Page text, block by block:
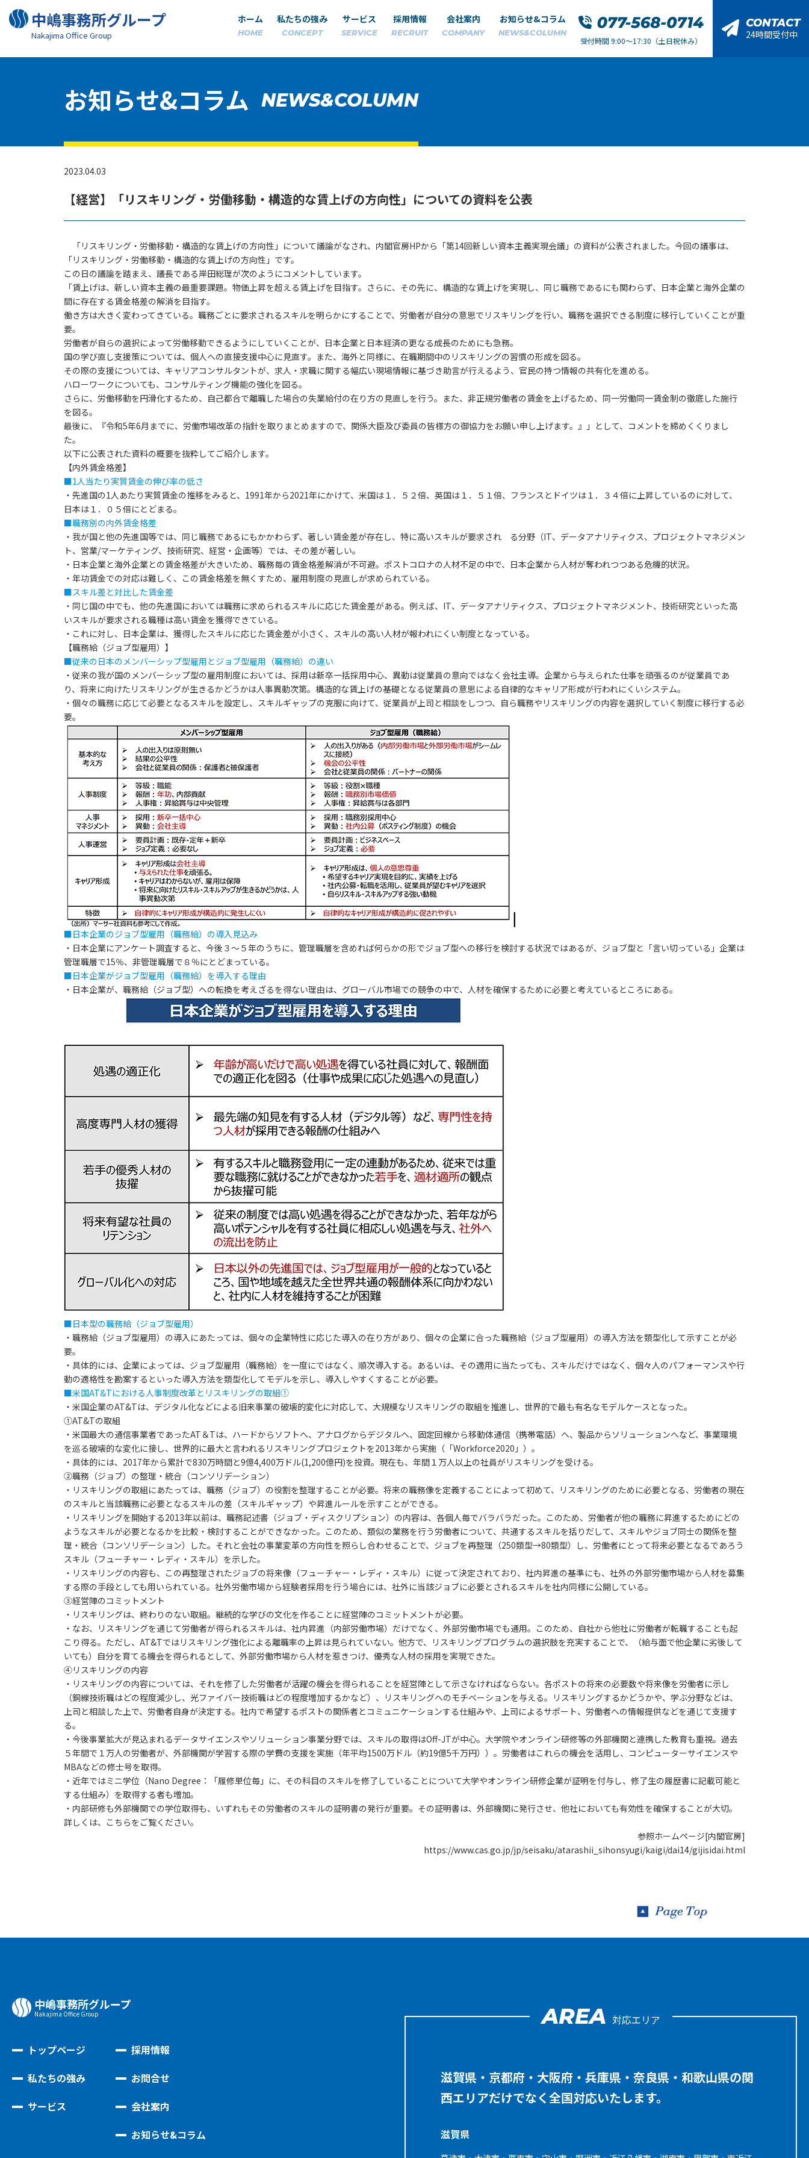
中嶋事務所グループ
Nakajima Oﬃce Group
ホーム
HOME
私たちの強み
CONCEPT
サービス
SERVICE
採用情報
RECRUIT
会社案内
COMPANY
お知らせ&コラム
NEWS&COLUMN
受付時間 9:00～17:30（土日祝休み）
CONTACT
24時間受付中
お知らせ&コラム NEWS&COLUMN
2023.04.03
【経営】「リスキリング・労働移動・構造的な賃上げの方向性」についての資料を公表
「リスキリング・労働移動・構造的な賃上げの方向性」について議論がなされ、内閣官房HPから「第14回新しい資本主義実現会議」の資料が公表されました。今回の議事は、
「リスキリング・労働移動・構造的な賃上げの方向性」です。
この日の議論を踏まえ、議長である岸田総理が次のようにコメントしています。
「賃上げは、新しい資本主義の最重要課題。物価上昇を超える賃上げを目指す。さらに、その先に、構造的な賃上げを実現し、同じ職務であるにも関わらず、日本企業と海外企業の
間に存在する賃金格差の解消を目指す。
働き方は大きく変わってきている。職務ごとに要求されるスキルを明らかにすることで、労働者が自分の意思でリスキリングを行い、職務を選択できる制度に移行していくことが重
要。
労働者が自らの選択によって労働移動できるようにしていくことが、日本企業と日本経済の更なる成長のためにも急務。
国の学び直し支援策については、個人への直接支援中心に見直す。また、海外と同様に、在職期間中のリスキリングの習慣の形成を図る。
その際の支援については、キャリアコンサルタントが、求人・求職に関する幅広い現場情報に基づき助言が行えるよう、官民の持つ情報の共有化を進める。
ハローワークについても、コンサルティング機能の強化を図る。
さらに、労働移動を円滑化するため、自己都合で離職した場合の失業給付の在り方の見直しを行う。また、非正規労働者の賃金を上げるため、同一労働同一賃金制の徹底した施行
を図る。
最後に、『令和5年6月までに、労働市場改革の指針を取りまとめますので、関係大臣及び委員の皆様方の御協力をお願い申し上げます。』」として、コメントを締めくくりまし
た。
以下に公表された資料の概要を抜粋してご紹介します。
【内外賃金格差】
■1人当たり実質賃金の伸び率の低さ
・先進国の1人あたり実質賃金の推移をみると、1991年から2021年にかけて、米国は１．５２倍、英国は１．５１倍、フランスとドイツは１．３４倍に上昇しているのに対して、
日本は１．０５倍にとどまる。
■職務別の内外賃金格差
・我が国と他の先進国等では、同じ職務であるにもかかわらず、著しい賃金差が存在し、特に高いスキルが要求され る分野（IT、データアナリティクス、プロジェクトマネジメン
ト、営業/マーケティング、技術研究、経営・企画等）では、その差が著しい。
・日本企業と海外企業との賃金格差が大きいため、職務毎の賃金格差解消が不可避。ポストコロナの人材不足の中で、日本企業から人材が奪われつつある危機的状況。
・年功賃金での対応は難しく、この賃金格差を無くすため、雇用制度の見直しが求められている。
■スキル差と対比した賃金差
・同じ国の中でも、他の先進国においては職務に求められるスキルに応じた賃金差がある。例えば、IT、データアナリティクス、プロジェクトマネジメント、技術研究といった高
いスキルが要求される職種は高い賃金を獲得できている。
・これに対し、日本企業は、獲得したスキルに応じた賃金差が小さく、スキルの高い人材が報われにくい制度となっている。
【職務給（ジョブ型雇用）】
■従来の日本のメンバーシップ型雇用とジョブ型雇用（職務給）の違い
・従来の我が国のメンバーシップ型の雇用制度においては、採用は新卒一括採用中心、異動は従業員の意向ではなく会社主導。企業から与えられた仕事を頑張るのが従業員であ
り、将来に向けたリスキリングが生きるかどうかは人事異動次第。構造的な賃上げの基礎となる従業員の意思による自律的なキャリア形成が行われにくいシステム。
・個々の職務に応じて必要となるスキルを設定し、スキルギャップの克服に向けて、従業員が上司と相談をしつつ、自ら職務やリスキリングの内容を選択していく制度に移行する必
要。
■日本企業のジョブ型雇用（職務給）の導入見込み
・日本企業にアンケート調査すると、今後３～５年のうちに、管理職層を含めれば何らかの形でジョブ型への移行を検討する状況ではあるが、ジョブ型と「言い切っている」企業は
管理職層で15％、非管理職層で８％にとどまっている。
■日本企業がジョブ型雇用（職務給）を導入する理由
・日本企業が、職務給（ジョブ型）への転換を考えざるを得ない理由は、グローバル市場での競争の中で、人材を確保するために必要と考えているところにある。
■日本型の職務給（ジョブ型雇用）
・職務給（ジョブ型雇用）の導入にあたっては、個々の企業特性に応じた導入の在り方があり、個々の企業に合った職務給（ジョブ型雇用）の導入方法を類型化して示すことが必
要。
・具体的には、企業によっては、ジョブ型雇用（職務給）を一度にではなく、順次導入する。あるいは、その適用に当たっても、スキルだけではなく、個々人のパフォーマンスや行
動の適格性を勘案するといった導入方法を類型化してモデルを示し、導入しやすくすることが必要。
■米国AT&Tにおける人事制度改革とリスキリングの取組①
・米国企業のAT&Tは、デジタル化などによる旧来事業の破壊的変化に対応して、大規模なリスキリングの取組を推進し、世界的で最も有名なモデルケースとなった。
①AT&Tの取組
・米国最大の通信事業者であったAT＆Tは、ハードからソフトへ、アナログからデジタルへ、固定回線から移動体通信（携帯電話）へ、製品からソリューションへなど、事業環境
を巡る破壊的な変化に接し、世界的に最大と言われるリスキリングプロジェクトを2013年から実施（「Workforce2020」）。
・具体的には、2017年から累計で830万時間と9億4,400万ドル(1,200億円)を投資。現在も、年間１万人以上の社員がリスキリングを受ける。
②職務（ジョブ）の整理・統合（コンソリデーション）
・リスキリングの取組にあたっては、職務（ジョブ）の役割を整理することが必要。将来の職務像を定義することによって初めて、リスキリングのために必要となる、労働者の現在
のスキルと当該職務に必要となるスキルの差（スキルギャップ）や昇進ルールを示すことができる。
・リスキリングを開始する2013年以前は、職務記述書（ジョブ・ディスクリプション）の内容は、各個人毎でバラバラだった。このため、労働者が他の職務に昇進するためにどの
ようなスキルが必要となるかを比較・検討することができなかった。このため、類似の業務を行う労働者について、共通するスキルを括りだして、スキルやジョブ同士の関係を整
理・統合（コンソリデーション）した。それと会社の事業変革の方向性を照らし合わせることで、ジョブを再整理（250類型→80類型）し、労働者にとって将来必要となるであろう
スキル（フューチャー・レディ・スキル）を示した。
・リスキリングの内容も、この再整理されたジョブの将来像（フューチャー・レディ・スキル）に従って決定されており、社内昇進の基準にも、社外の外部労働市場から人材を募集
する際の手段としても用いられている。社外労働市場から経験者採用を行う場合には、社外に当該ジョブに必要とされるスキルを社内同様に公開している。
③経営陣のコミットメント
・リスキリングは、終わりのない取組。継続的な学びの文化を作ることに経営陣のコミットメントが必要。
・なお、リスキリングを通じて労働者が得られるスキルは、社内昇進（内部労働市場）だけでなく、外部労働市場でも通用。このため、自社から他社に労働者が転職することも起
こり得る。ただし、AT&Tではリスキリング強化による離職率の上昇は見られていない。他方で、リスキリングプログラムの選択肢を充実することで、（給与面で他企業に劣後して
いても）自分を育てる機会を得られるとして、外部労働市場から人材を惹きつけ、優秀な人材の採用を実現できた。
④リスキリングの内容
・リスキリングの内容については、それを修了した労働者が活躍の機会を得られることを経営陣として示さなければならない。各ポストの将来の必要数や将来像を労働者に示し
（銅線技術職はどの程度減少し、光ファイバー技術職はどの程度増加するかなど）、リスキリングへのモチベーションを与える。リスキリングするかどうかや、学ぶ分野などは、
上司と相談した上で、労働者自身が決定する。社内で希望するポストの関係者とコミュニケーションする仕組みや、上司によるサポート、労働者への情報提供などを通じて支援す
る。
・今後事業拡大が見込まれるデータサイエンスやソリューション事業分野では、スキルの取得はOff-JTが中心。大学院やオンライン研修等の外部機関と連携した教育も重視。過去
５年間で１万人の労働者が、外部機関が学習する際の学費の支援を実施（年平均1500万ドル（約19億5千万円））。労働者はこれらの機会を活用し、コンピューターサイエンスや
MBAなどの修士号を取得。
・近年ではミニ学位（Nano Degree：「履修単位毎」に、その科目のスキルを修了していることについて大学やオンライン研修企業が証明を付与し、修了生の履歴書に記載可能と
する仕組み）を取得する者も増加。
・内部研修も外部機関での学位取得も、いずれもその労働者のスキルの証明書の発行が重要。その証明書は、外部機関に発行させ、他社においても有効性を確保することが大切。
詳しくは、こちらをご覧ください。
参照ホームページ[内閣官房]
https://www.cas.go.jp/jp/seisaku/atarashii_sihonsyugi/kaigi/dai14/gijisidai.html
中嶋事務所グループ
Nakajima Oﬃce Group
トップページ
私たちの強み
サービス
採用情報
お問合せ
会社案内
お知らせ&コラム
AREA 対応エリア
滋賀県・京都府・大阪府・兵庫県・奈良県・和歌山県の関
西エリアだけでなく全国対応いたします。
滋賀県